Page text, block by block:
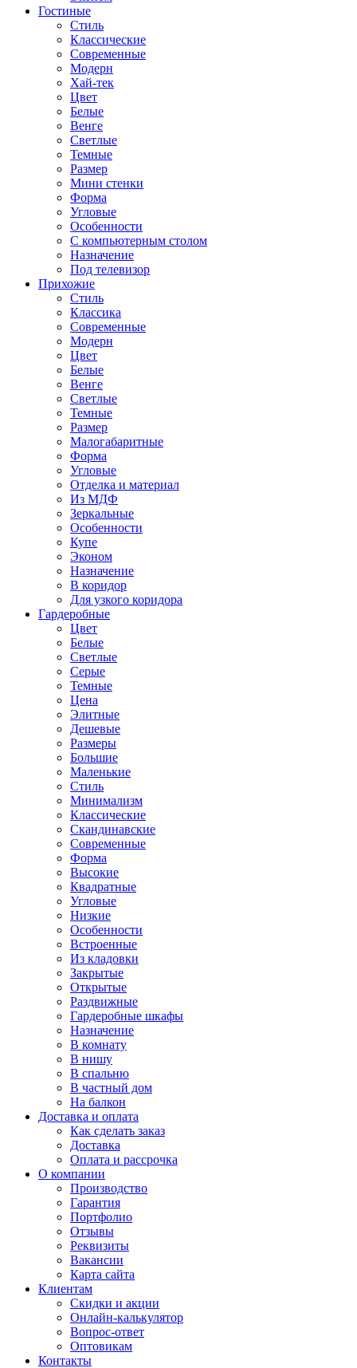
Гостиные
Стиль
Классические
Современные
Модерн
Хай-тек
Цвет
Белые
Венге
Светлые
Темные
Размер
Мини стенки
Форма
Угловые
Особенности
С компьютерным столом
Назначение
Под телевизор
Прихожие
Стиль
Классика
Современные
Модерн
Цвет
Белые
Венге
Светлые
Темные
Размер
Малогабаритные
Форма
Угловые
Отделка и материал
Из МДФ
Зеркальные
Особенности
Купе
Эконом
Назначение
В коридор
Для узкого коридора
Гардеробные
Цвет
Белые
Светлые
Серые
Темные
Цена
Элитные
Дешевые
Размеры
Большие
Маленькие
Стиль
Минимализм
Классические
Скандинавские
Современные
Форма
Высокие
Квадратные
Угловые
Низкие
Особенности
Встроенные
Из кладовки
Закрытые
Открытые
Раздвижные
Гардеробные шкафы
Назначение
В комнату
В нишу
В спальню
В частный дом
На балкон
Доставка и оплата
Как сделать заказ
Доставка
Оплата и рассрочка
О компании
Производство
Гарантия
Портфолио
Отзывы
Реквизиты
Вакансии
Карта сайта
Клиентам
Скидки и акции
Онлайн-калькулятор
Вопрос-ответ
Оптовикам
Контакты